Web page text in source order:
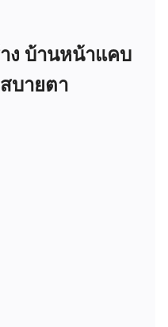
ง บ้านหน้าแคบ
บายตา